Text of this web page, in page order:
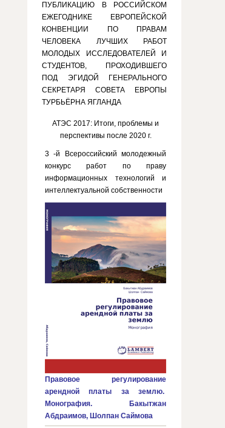
ПУБЛИКАЦИЮ В РОССИЙСКОМ
ЕЖЕГОДНИКЕ ЕВРОПЕЙСКОЙ
КОНВЕНЦИИ ПО ПРАВАМ
ЧЕЛОВЕКА ЛУЧШИХ РАБОТ
МОЛОДЫХ ИССЛЕДОВАТЕЛЕЙ И
СТУДЕНТОВ, ПРОХОДИВШЕГО
ПОД ЭГИДОЙ ГЕНЕРАЛЬНОГО
СЕКРЕТАРЯ СОВЕТА ЕВРОПЫ
ТУРБЬЁРНА ЯГЛАНДА
АТЭС 2017: Итоги, проблемы и
перспективы после 2020 г.
3 -й Всероссийский молодежный
конкурс работ по праву
информационных технологий и
интеллектуальной собственности
Правовое регулирование
арендной платы за землю.
Монография. Бакытжан
Абдраимов, Шолпан Саймова